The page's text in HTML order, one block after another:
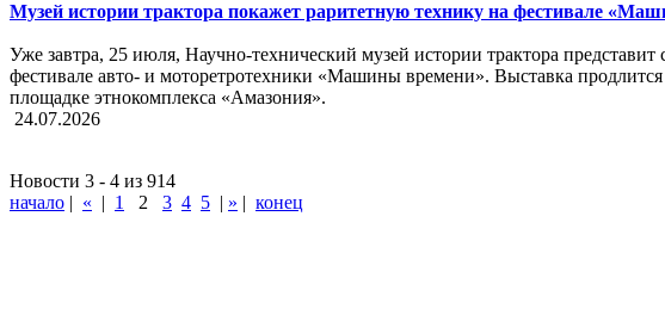
Музей истории трактора покажет раритетную технику на фестивале
Уже завтра, 25 июля, Научно-технический музей истории трактора
фестивале авто- и моторетротехники «Машины времени». Выставка
площадке этнокомплекса «Амазония».
24.07.2026
Новости 3 - 4 из 914
начало | « | 1 2 3 4 5 | » | конец